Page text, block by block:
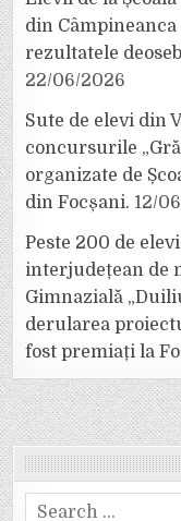
din
rezultatele
22/06/2026
Sute de elevi din
concursurile
organizate de
din Focșani. 12/
Peste 200 de
interjudețean de
Gimnazială
derularea
fost premiați la
Search